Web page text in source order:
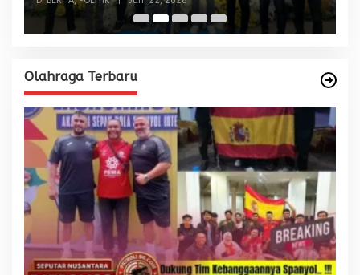
Olahraga Terbaru